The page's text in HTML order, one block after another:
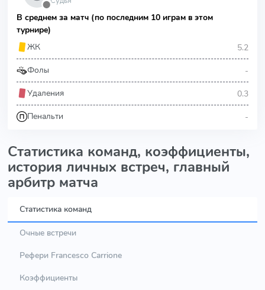
⬤
В среднем за матч (по последним 10 играм в этом
турнире)
ЖК
5.2
Фолы -
Удаления 0.3
Пенальти -
Статистика команд, коэффициенты,
история личных встреч, главный
арбитр матча
Статистика команд
Очные встречи
Рефери Francesco Carrione
Коэффициенты